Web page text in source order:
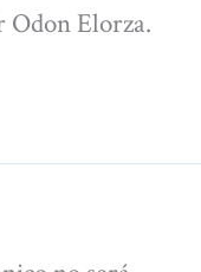
Odon Elorza.